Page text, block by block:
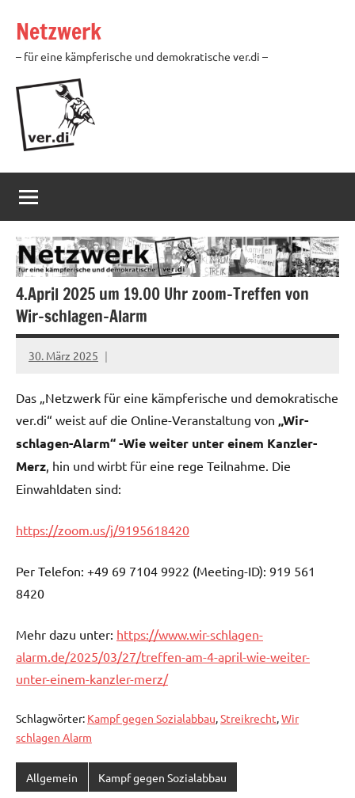
Inhalt
springen
Netzwerk
– für eine kämpferische und demokratische ver.di –
4.April 2025 um 19.00 Uhr zoom-Treffen von
Wir-schlagen-Alarm
30. März 2025
netzwerkverdi
Das „Netzwerk für eine kämpferische und demokratische
ver.di“ weist auf die Online-Veranstaltung von „Wir-
schlagen-Alarm“ -Wie weiter unter einem Kanzler-
Merz, hin und wirbt für eine rege Teilnahme. Die
Einwahldaten sind:
https://zoom.us/j/9195618420
Per Telefon: +49 69 7104 9922 (Meeting-ID): 919 561
8420
Mehr dazu unter: https://www.wir-schlagen-
alarm.de/2025/03/27/treffen-am-4-april-wie-weiter-
unter-einem-kanzler-merz/
Schlagwörter: Kampf gegen Sozialabbau,Streikrecht,Wir
schlagen Alarm
Allgemein Kampf gegen Sozialabbau